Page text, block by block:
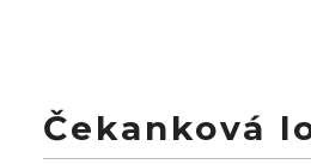
Čekanková